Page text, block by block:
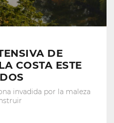
DE
COSTA ESTE
invadida por la maleza